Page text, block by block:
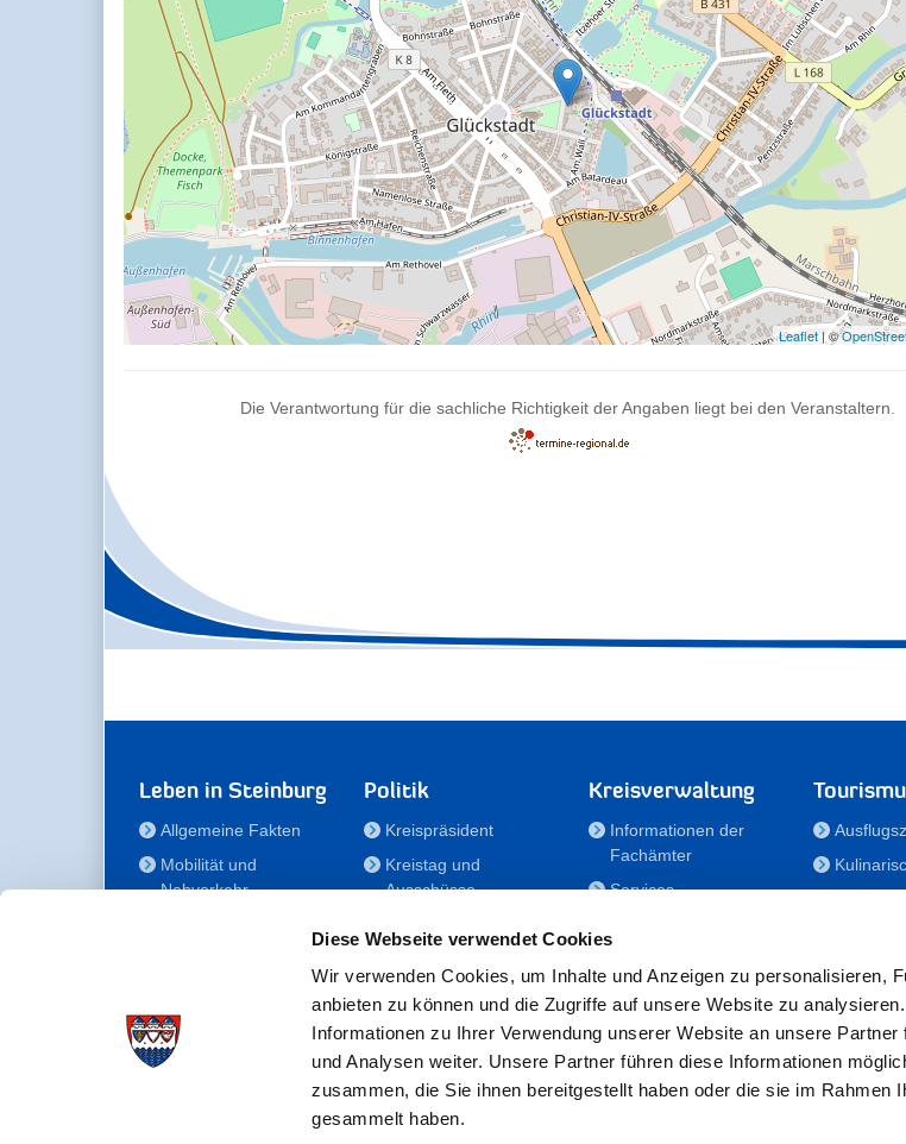
Diese Webseite verwendet Cookies
Wir verwenden Cookies, um Inhalte und Anzeigen zu personalisieren,
anbieten zu können und die Zugriffe auf unsere Website zu
Informationen zu Ihrer Verwendung unserer Website an unsere
und Analysen weiter. Unsere Partner führen diese Informationen
zusammen, die Sie ihnen bereitgestellt haben oder die sie im Rahmen
gesammelt haben.
Leaflet | ©
Die Verantwortung für die sachliche Richtigkeit der Angaben liegt bei den Veranstaltern.
Leben in Steinburg
Allgemeine Fakten
Mobilität und
Nahverkehr
Gesundheit
Bildung
Politik
Kreispräsident
Kreistag und
Ausschüsse
für Menschen mit
Behinderung
Der
Kreisseniorenbeirat
Förderstiftung
Fördergesellschaft/Sportförderung
Kreisverwaltung
Informationen der
Fachämter
Services
Nachwuchskräfte
Notdienste
Bekanntmachungen
Formulare/Downloads
RSS-Feeds